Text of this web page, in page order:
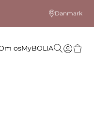
Danmark
osMyBOLIA